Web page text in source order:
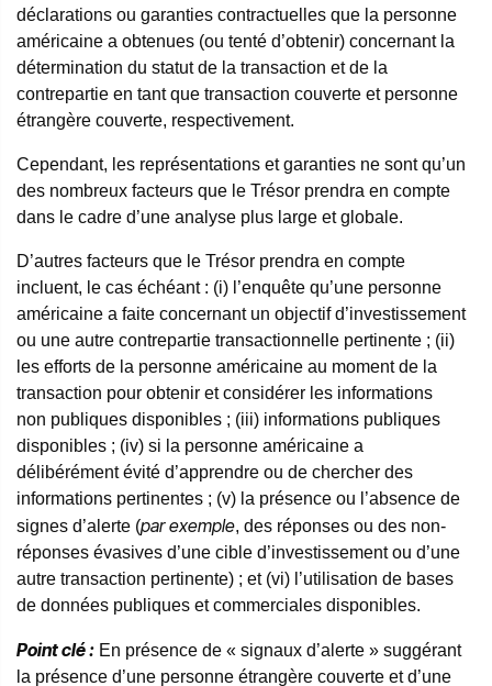
déclarations ou garanties contractuelles que la personne
américaine a obtenues (ou tenté d’obtenir) concernant la
détermination du statut de la transaction et de la
contrepartie en tant que transaction couverte et personne
étrangère couverte, respectivement.
Cependant, les représentations et garanties ne sont qu’un
des nombreux facteurs que le Trésor prendra en compte
dans le cadre d’une analyse plus large et globale.
D’autres facteurs que le Trésor prendra en compte
incluent, le cas échéant : (i) l’enquête qu’une personne
américaine a faite concernant un objectif d’investissement
ou une autre contrepartie transactionnelle pertinente ; (ii)
les efforts de la personne américaine au moment de la
transaction pour obtenir et considérer les informations
non publiques disponibles ; (iii) informations publiques
disponibles ; (iv) si la personne américaine a
délibérément évité d’apprendre ou de chercher des
informations pertinentes ; (v) la présence ou l’absence de
signes d’alerte (par exemple, des réponses ou des non-
réponses évasives d’une cible d’investissement ou d’une
autre transaction pertinente) ; et (vi) l’utilisation de bases
de données publiques et commerciales disponibles.
Point clé : En présence de « signaux d’alerte » suggérant
la présence d’une personne étrangère couverte et d’une